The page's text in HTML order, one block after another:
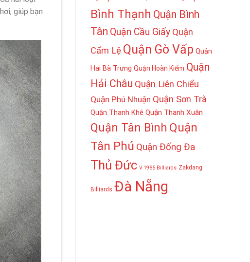
giúp bạn
Bình Thạnh Quận Bình
Tân Quận Cầu Giấy Quận
Cẩm Lệ Quận Gò Vấp Quận
Hai Bà Trưng Quận Hoàn Kiếm Quận
Hải Châu Quận Liên Chiểu
Quận Phú Nhuận Quận Sơn Trà
Quận Thanh Khê Quận Thanh Xuân
Quận Tân Bình Quận
Tân Phú Quận Đống Đa
Thủ Đức V.1985 Billiards Zakdang
Billiards Đà Nẵng